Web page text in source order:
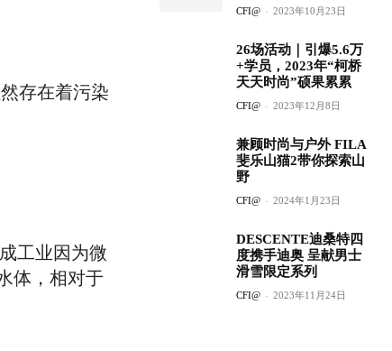
存在着污染
工业因为微
体，相对于
CFI@ - 2023年10月23日
26场活动｜引爆5.6万
+学员，2023年“柯桥
天天时尚”硕果累累
CFI@ - 2023年12月8日
兼顾时尚与户外 FILA
斐乐山猫2带你探索山
野
CFI@ - 2024年1月23日
DESCENTE迪桑特四
度携手迪奥 呈献男士
滑雪限定系列
CFI@ - 2023年11月24日